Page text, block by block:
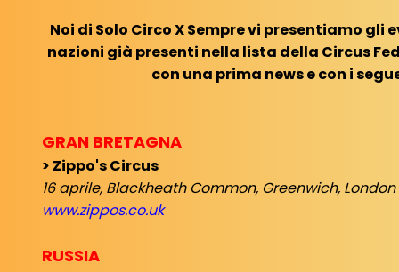
Noi di Solo Circo X Sempre vi presentiamo gli
nazioni già presenti nella lista della Circus
con una prima news e con i
GRAN BRETAGNA
> Zippo's Circus
16 aprile, Blackheath Common, Greenwich, London
www.zippos.co.uk
RUSSIA